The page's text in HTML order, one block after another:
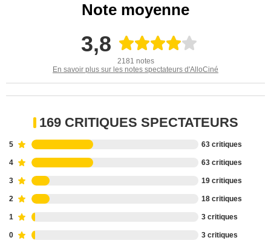
Note moyenne
3,8
2181 notes
En savoir plus sur les notes spectateurs d'AlloCiné
169 CRITIQUES SPECTATEURS
5 63 critiques
4 63 critiques
3 19 critiques
2 18 critiques
1 3 critiques
0 3 critiques